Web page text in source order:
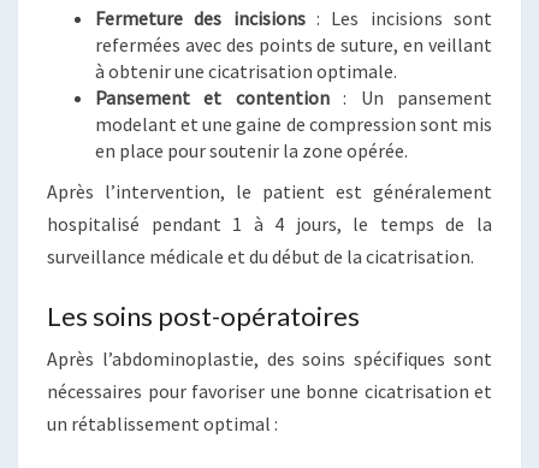
Fermeture des incisions: Les incisions sont
refermées avec des points de suture, en veillant
à obtenir une cicatrisation optimale.
Pansement et contention: Un pansement
modelant et une gaine de compression sont mis
en place pour soutenir la zone opérée.
Après l’intervention, le patient est généralement
hospitalisé pendant 1 à 4 jours, le temps de la
surveillance médicale et du début de la cicatrisation.
Les soins post-opératoires
Après l’abdominoplastie, des soins spécifiques sont
nécessaires pour favoriser une bonne cicatrisation et
un rétablissement optimal :